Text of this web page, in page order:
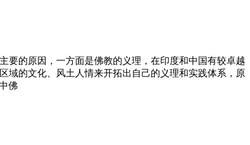
的原因，一方面是佛教的义理，在印度和中国有较卓越
域的文化、风土人情来开拓出自己的义理和实践体系，原
佛